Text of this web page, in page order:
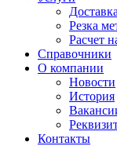
Доставка
Резка
Расчет
Справочники
О компании
Новости
История
Контакты